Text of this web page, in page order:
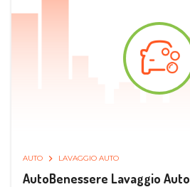
AUTO LAVAGGIO AUTO
AutoBenessere Lavaggio Auto